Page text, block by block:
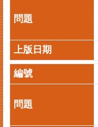
訊
其
他
機
關
常